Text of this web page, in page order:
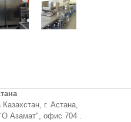
г. Астана,
Азамат", офис 704 .